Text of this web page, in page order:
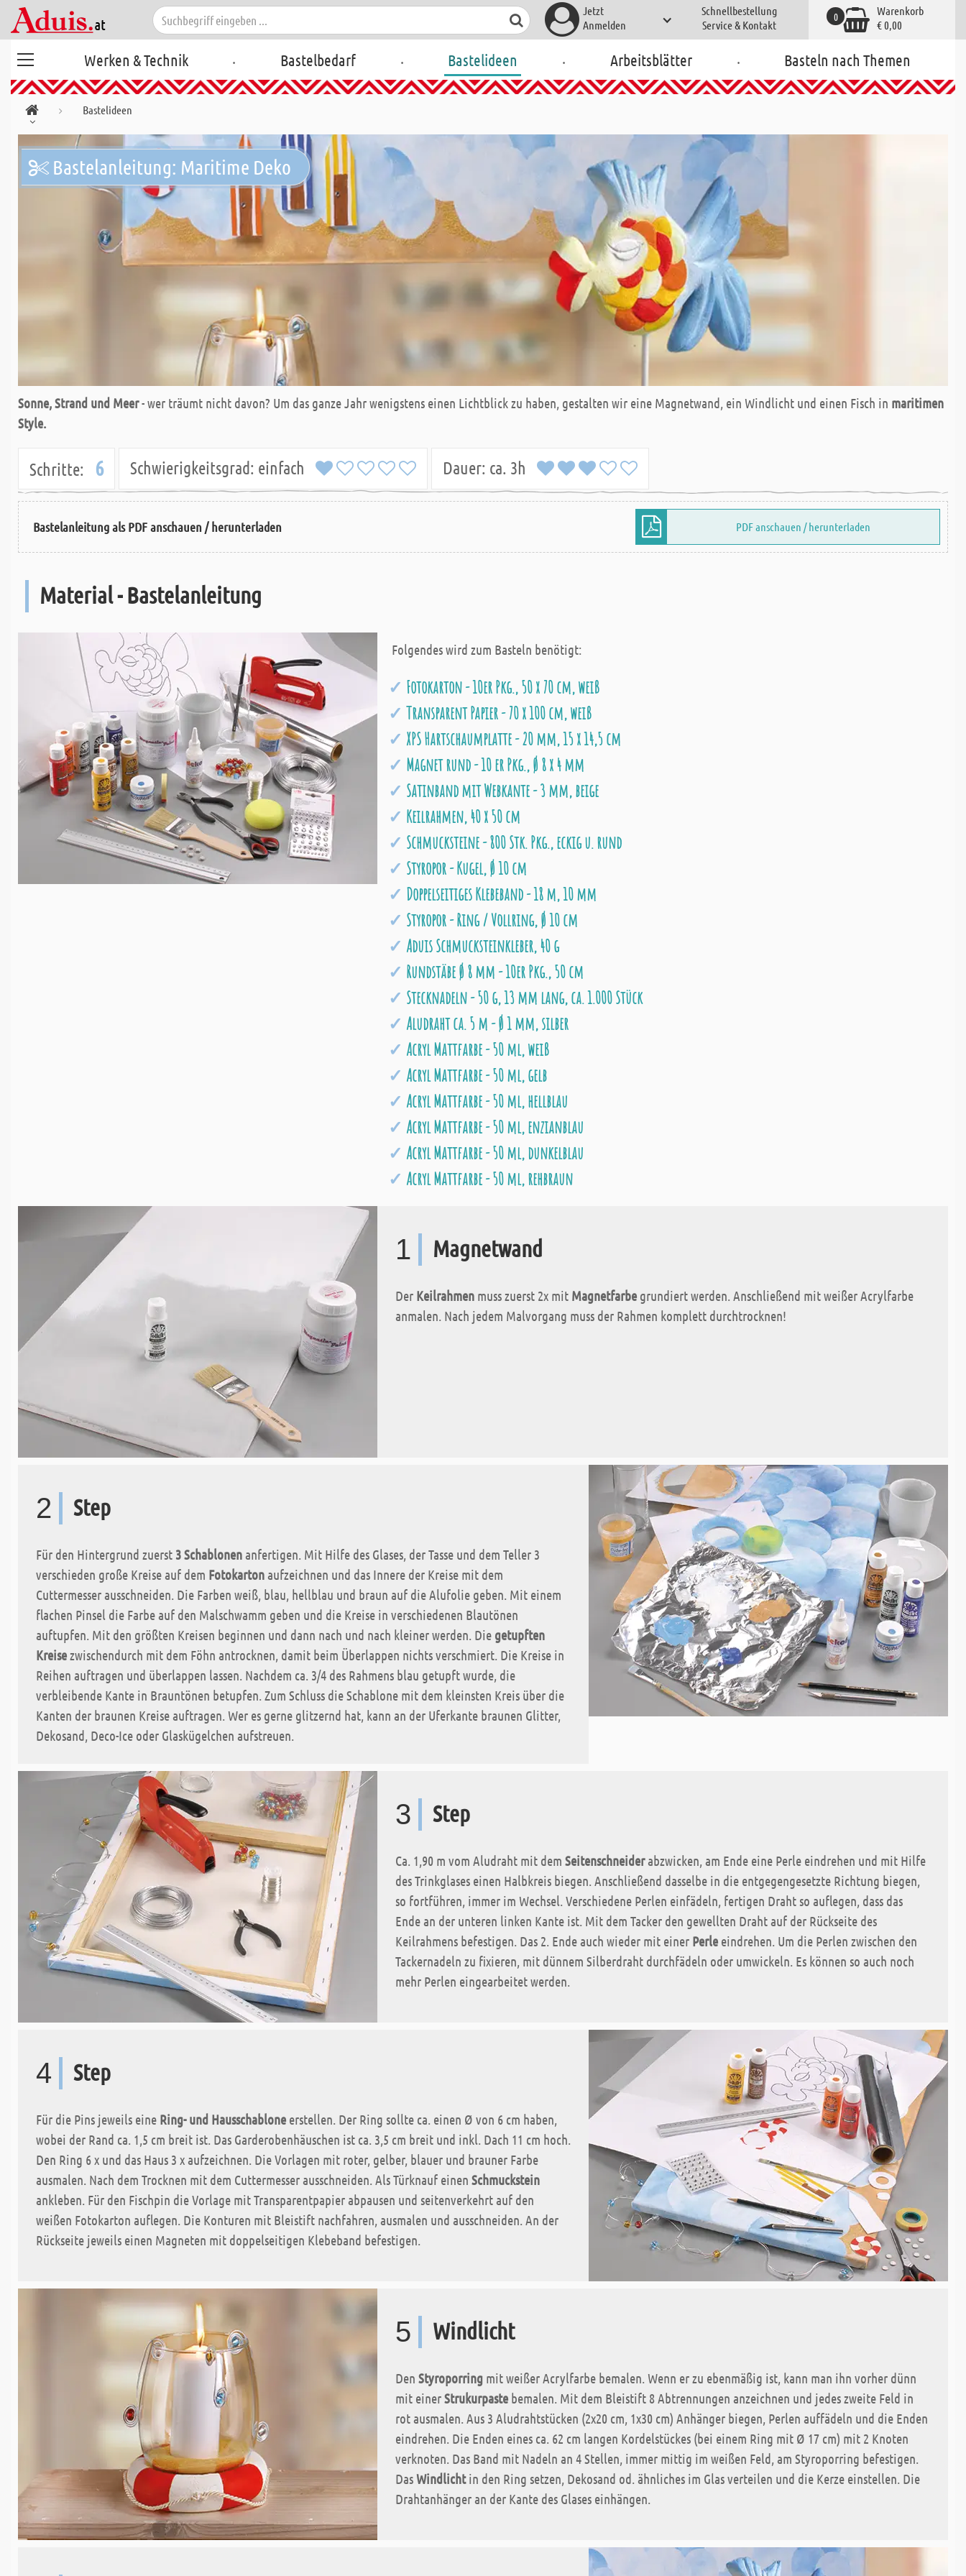
Jetzt
Anmelden
Schnellbestellung
Service & Kontakt
Warenkorb
€ 0,00
0
Werken & Technik . Bastelbedarf . Bastelideen . Arbeitsblätter . Basteln nach Themen
Bastelideen
Bastelanleitung: Maritime Deko
Sonne, Strand und Meer- wer träumt nicht davon? Um das ganze Jahr wenigstens einen Lichtblick zu haben, gestalten wir eine Magnetwand, ein Windlicht und einen Fisch in maritimen
Style.
Schritte: 6 Schwierigkeitsgrad: einfach Dauer: ca. 3h
Bastelanleitung als PDF anschauen / herunterladen PDF anschauen / herunterladen
Material - Bastelanleitung
Folgendes wird zum Basteln benötigt:
Fotokarton - 10er Pkg., 50 x 70 cm, weiß
Transparent Papier - 70 x 100 cm, weiß
XPS Hartschaumplatte - 20 mm, 15 x 14,5 cm
Magnet rund - 10 er Pkg., Ø 8 x 4 mm
Satinband mit Webkante - 3 mm, beige
Keilrahmen, 40 x 50 cm
Schmucksteine - 800 Stk. Pkg., eckig u. rund
Styropor - Kugel, Ø 10 cm
Doppelseitiges Klebeband - 18 m, 10 mm
Styropor - Ring / Vollring, Ø 10 cm
Aduis Schmucksteinkleber, 40 g
Rundstäbe Ø 8 mm - 10er Pkg., 50 cm
Stecknadeln - 50 g, 13 mm lang, ca. 1.000 Stück
Aludraht ca. 5 m - Ø 1 mm, silber
Acryl Mattfarbe - 50 ml, weiß
Acryl Mattfarbe - 50 ml, gelb
Acryl Mattfarbe - 50 ml, hellblau
Acryl Mattfarbe - 50 ml, enzianblau
Acryl Mattfarbe - 50 ml, dunkelblau
Acryl Mattfarbe - 50 ml, rehbraun
1 Magnetwand
Der Keilrahmen muss zuerst 2x mit Magnetfarbe grundiert werden. Anschließend mit weißer Acrylfarbe
anmalen. Nach jedem Malvorgang muss der Rahmen komplett durchtrocknen!
2 Step
Für den Hintergrund zuerst 3 Schablonenanfertigen. Mit Hilfe des Glases, der Tasse und dem Teller 3
verschieden große Kreise auf dem Fotokartonaufzeichnen und das Innere der Kreise mit dem
Cuttermesser ausschneiden. Die Farben weiß, blau, hellblau und braun auf die Alufolie geben. Mit einem
flachen Pinsel die Farbe auf den Malschwamm geben und die Kreise in verschiedenen Blautönen
auftupfen. Mit den größten Kreisen beginnen und dann nach und nach kleiner werden. Die getupften
Kreisezwischendurch mit dem Föhn antrocknen, damit beim Überlappen nichts verschmiert. Die Kreise in
Reihen auftragen und überlappen lassen. Nachdem ca. 3/4 des Rahmens blau getupft wurde, die
verbleibende Kante in Brauntönen betupfen. Zum Schluss die Schablone mit dem kleinsten Kreis über die
Kanten der braunen Kreise auftragen. Wer es gerne glitzernd hat, kann an der Uferkante braunen Glitter,
Dekosand, Deco-Ice oder Glaskügelchen aufstreuen.
3 Step
Ca. 1,90 m vom Aludraht mit dem Seitenschneiderabzwicken, am Ende eine Perle eindrehen und mit Hilfe
des Trinkglases einen Halbkreis biegen. Anschließend dasselbe in die entgegengesetzte Richtung biegen,
so fortführen, immer im Wechsel. Verschiedene Perlen einfädeln, fertigen Draht so auflegen, dass das
Ende an der unteren linken Kante ist. Mit dem Tacker den gewellten Draht auf der Rückseite des
Keilrahmens befestigen. Das 2. Ende auch wieder mit einer Perle eindrehen. Um die Perlen zwischen den
Tackernadeln zu fixieren, mit dünnem Silberdraht durchfädeln oder umwickeln. Es können so auch noch
mehr Perlen eingearbeitet werden.
4 Step
Für die Pins jeweils eine Ring- und Hausschablone erstellen. Der Ring sollte ca. einen Ø von 6 cm haben,
wobei der Rand ca. 1,5 cm breit ist. Das Garderobenhäuschen ist ca. 3,5 cm breit und inkl. Dach 11 cm hoch.
Den Ring 6 x und das Haus 3 x aufzeichnen. Die Vorlagen mit roter, gelber, blauer und brauner Farbe
ausmalen. Nach dem Trocknen mit dem Cuttermesser ausschneiden. Als Türknauf einen Schmuckstein
ankleben. Für den Fischpin die Vorlage mit Transparentpapier abpausen und seitenverkehrt auf den
weißen Fotokarton auflegen. Die Konturen mit Bleistift nachfahren, ausmalen und ausschneiden. An der
Rückseite jeweils einen Magneten mit doppelseitigen Klebeband befestigen.
5 Windlicht
Den Styroporring mit weißer Acrylfarbe bemalen. Wenn er zu ebenmäßig ist, kann man ihn vorher dünn
mit einerStrukurpaste bemalen. Mit dem Bleistift 8 Abtrennungen anzeichnen und jedes zweite Feld in
rot ausmalen. Aus 3 Aludrahtstücken (2x20 cm, 1x30 cm) Anhänger biegen, Perlen auffädeln und die Enden
eindrehen. Die Enden eines ca. 62 cm langen Kordelstückes (bei einem Ring mit Ø 17 cm) mit 2 Knoten
verknoten. Das Band mit Nadeln an 4 Stellen, immer mittig im weißen Feld, am Styroporring befestigen.
DasWindlichtin den Ring setzen, Dekosand od. ähnliches im Glas verteilen und die Kerze einstellen. Die
Drahtanhänger an der Kante des Glases einhängen.